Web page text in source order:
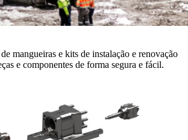
mangueiras e kits de instalação e renovação
e componentes de forma segura e fácil.